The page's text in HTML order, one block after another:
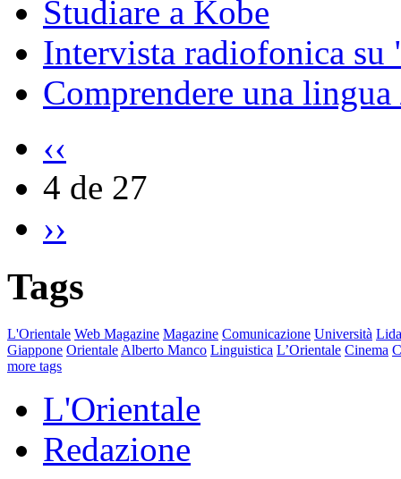
Studiare a Kobe
Intervista radiofonica
Comprendere una
‹‹
4 de 27
››
Tags
L'Orientale Web Magazine Magazine Comunicazione Università
Giappone Orientale Alberto Manco Linguistica L’Orientale Cinema
more tags
L'Orientale
Redazione